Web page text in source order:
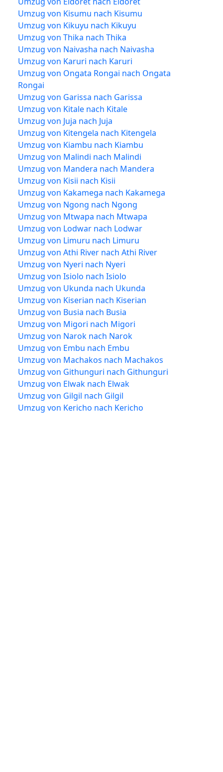
Umzug von Kisumu nach Kisumu
Umzug von Kikuyu nach Kikuyu
Umzug von Thika nach Thika
Umzug von Naivasha nach Naivasha
Umzug von Karuri nach Karuri
Umzug von Ongata Rongai nach Ongata
Rongai
Umzug von Garissa nach Garissa
Umzug von Kitale nach Kitale
Umzug von Juja nach Juja
Umzug von Kitengela nach Kitengela
Umzug von Kiambu nach Kiambu
Umzug von Malindi nach Malindi
Umzug von Mandera nach Mandera
Umzug von Kisii nach Kisii
Umzug von Kakamega nach Kakamega
Umzug von Ngong nach Ngong
Umzug von Mtwapa nach Mtwapa
Umzug von Lodwar nach Lodwar
Umzug von Limuru nach Limuru
Umzug von Athi River nach Athi River
Umzug von Nyeri nach Nyeri
Umzug von Isiolo nach Isiolo
Umzug von Ukunda nach Ukunda
Umzug von Kiserian nach Kiserian
Umzug von Busia nach Busia
Umzug von Migori nach Migori
Umzug von Narok nach Narok
Umzug von Embu nach Embu
Umzug von Machakos nach Machakos
Umzug von Githunguri nach Githunguri
Umzug von Elwak nach Elwak
Umzug von Gilgil nach Gilgil
Umzug von Kericho nach Kericho